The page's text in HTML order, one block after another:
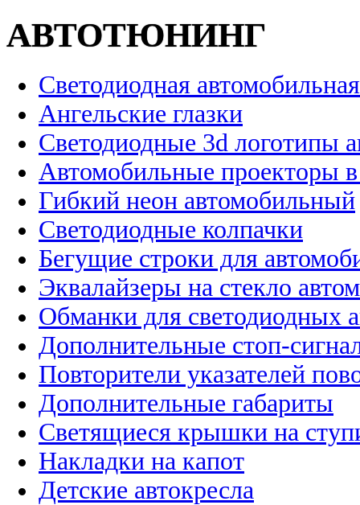
АВТОТЮНИНГ
Светодиодная
Ангельские глазки
Светодиодные 3d логотипы
Автомобильные проекторы
Гибкий неон автомобильный
Светодиодные колпачки
Бегущие строки для
Эквалайзеры на стекло
Обманки для светодиодных
Дополнительные стоп-
Повторители указателей
Дополнительные габариты
Светящиеся крышки на
Накладки на капот
Детские автокресла